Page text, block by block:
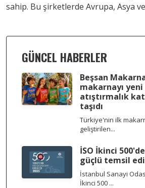
sahip. Bu şirketlerde Avrupa, Asya ve
GÜNCEL HABERLER
Beşsan
makarnayı
atıştırmalık
taşıdı
Türkiye'nin ilk
geliştirilen...
İSO İkinci
güçlü temsil
İstanbul Sanayi
İkinci 500 ...